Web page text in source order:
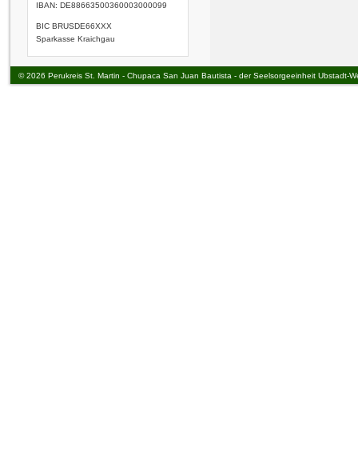
IBAN: DE88663500360003000099
BIC BRUSDE66XXX
Sparkasse Kraichgau
© 2026 Perukreis St. Martin - Chupaca San Juan Bautista - der Seelsorgeeinheit Ubstadt-